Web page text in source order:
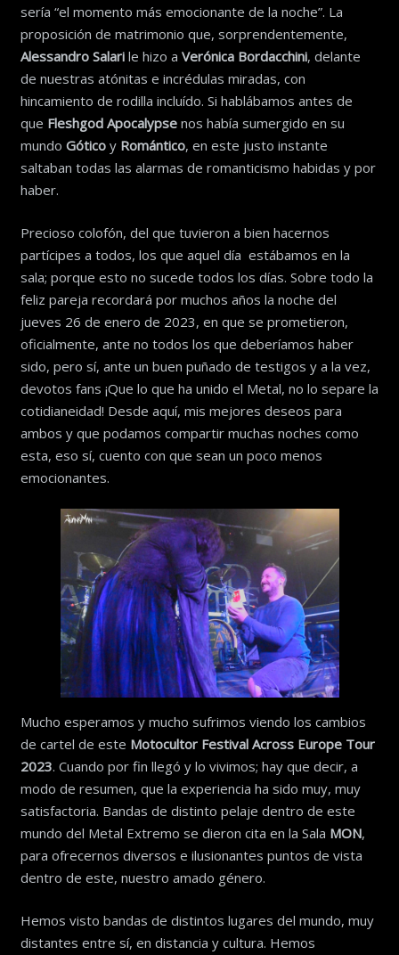
sería “el momento más emocionante de la noche”. La
proposición de matrimonio que, sorprendentemente,
Alessandro Salarile hizo a Verónica Bordacchini, delante
de nuestras atónitas e incrédulas miradas, con
hincamiento de rodilla incluído. Si hablábamos antes de
que Fleshgod Apocalypsenos había sumergido en su
mundo Gótico y Romántico, en este justo instante
saltaban todas las alarmas de romanticismo habidas y por
haber.
Precioso colofón, del que tuvieron a bien hacernos
partícipes a todos, los que aquel día estábamos en la
sala; porque esto no sucede todos los días. Sobre todo la
feliz pareja recordará por muchos años la noche del
jueves 26 de enero de 2023, en que se prometieron,
oficialmente, ante no todos los que deberíamos haber
sido, pero sí, ante un buen puñado de testigos y a la vez,
devotos fans ¡Que lo que ha unido el Metal, no lo separe la
cotidianeidad! Desde aquí, mis mejores deseos para
ambos y que podamos compartir muchas noches como
esta, eso sí, cuento con que sean un poco menos
emocionantes.
Mucho esperamos y mucho sufrimos viendo los cambios
de cartel de este Motocultor Festival Across Europe Tour
2023. Cuando por fin llegó y lo vivimos; hay que decir, a
modo de resumen, que la experiencia ha sido muy, muy
satisfactoria. Bandas de distinto pelaje dentro de este
mundo del Metal Extremo se dieron cita en la Sala MON,
para ofrecernos diversos e ilusionantes puntos de vista
dentro de este, nuestro amado género.
Hemos visto bandas de distintos lugares del mundo, muy
distantes entre sí, en distancia y cultura. Hemos